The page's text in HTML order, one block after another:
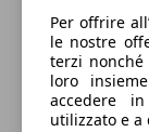
Diesel
Carburante
Per offrire
le nostre
terzi
loro
accedere
utilizzato e